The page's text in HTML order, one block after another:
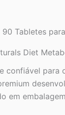
Tabletes
Diet
confiável
em